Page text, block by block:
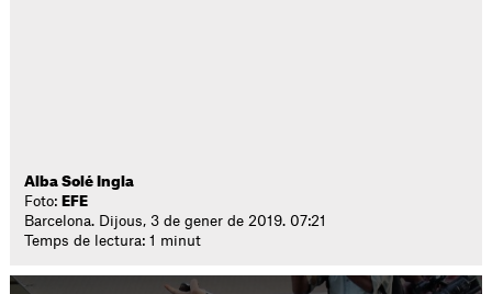
Alba Solé Ingla
Foto: EFE
Barcelona. Dijous, 3 de gener de 2019. 07:21
Temps de lectura: 1 minut